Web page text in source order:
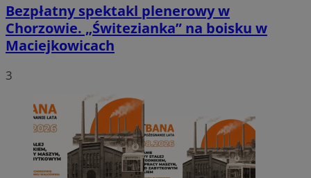
Bezpłatny spektakl plenerowy w
Chorzowie. „Świtezianka” na boisku w
Maciejkowicach
3